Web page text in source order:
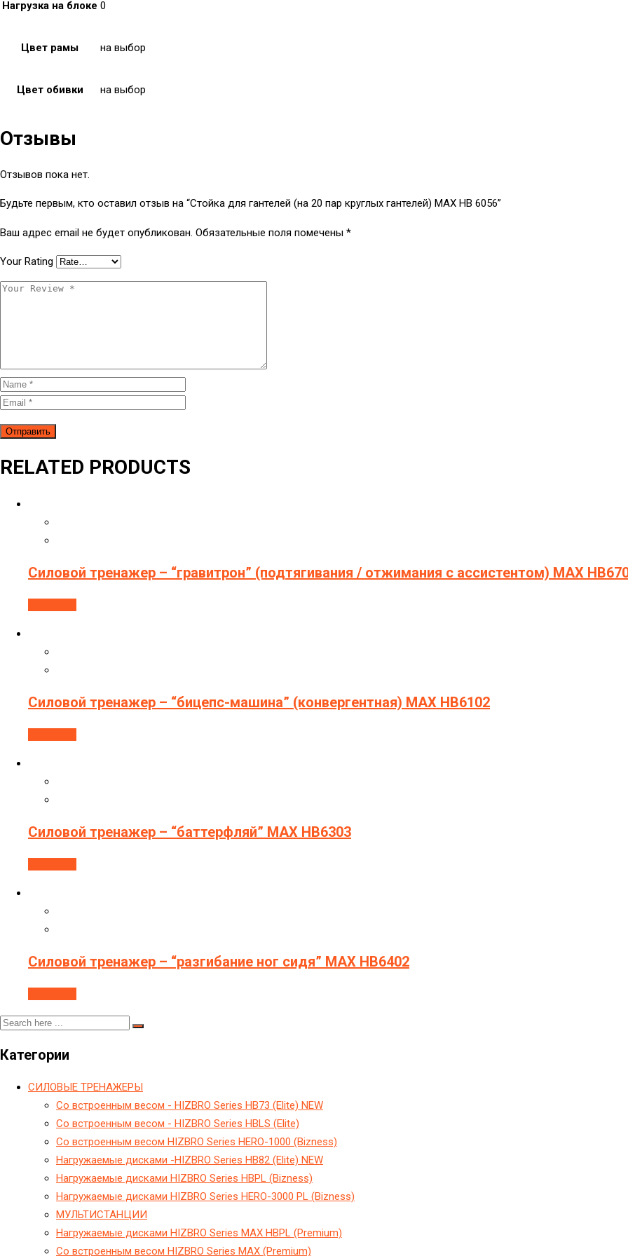
Нагрузка на блоке 0
Цвет рамы на выбор
Цвет обивки на выбор
Отзывы
Отзывов пока нет.
Будьте первым, кто оставил отзыв на “Стойка для гантелей (на 20 пар круглых гантелей) МAX HB 6056”
Ваш адрес email не будет опубликован. Обязательные поля помечены *
Your Rating
RELATED PRODUCTS
Силовой тренажер – “гравитрон” (подтягивания / отжимания с ассистентом) МAX
Силовой тренажер – “бицепс-машина” (конвергентная) МAX HB6102
Силовой тренажер – “баттерфляй” МAX HB6303
Силовой тренажер – “разгибание ног сидя” МAX HB6402
Категории
CИЛОВЫЕ ТРЕНАЖЕРЫ
Cо встроенным весом - HIZBRO Series HB73 (Elite) NEW
Cо встроенным весом - HIZBRO Series HBLS (Elite)
Cо встроенным весом HIZBRO Series HERO-1000 (Bizness)
Hагружаемые дисками -HIZBRO Series HB82 (Elite) NEW
Hагружаемые дисками HIZBRO Series HBPL (Bizness)
Hагружаемые дисками HIZBRO Series HERO-3000 PL (Bizness)
МУЛЬТИСТАНЦИИ
Нагружаемые дисками HIZBRO Series MAX HBPL (Premium)
Со встроенным весом HIZBRO Series MAX (Premium)